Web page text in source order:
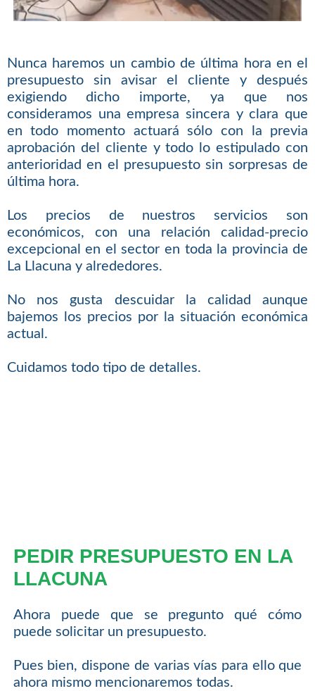
Nunca haremos un cambio de última hora en el
presupuesto sin avisar el cliente y después
exigiendo dicho importe, ya que nos
consideramos una empresa sincera y clara que
en todo momento actuará sólo con la previa
aprobación del cliente y todo lo estipulado con
anterioridad en el presupuesto sin sorpresas de
última hora.
Los precios de nuestros servicios son
económicos, con una relación calidad-precio
excepcional en el sector en toda la provincia de
La Llacuna y alrededores.
No nos gusta descuidar la calidad aunque
bajemos los precios por la situación económica
actual.
Cuidamos todo tipo de detalles.
PEDIR PRESUPUESTO EN LA
LLACUNA
Ahora puede que se pregunto qué cómo
puede solicitar un presupuesto.
Pues bien, dispone de varias vías para ello que
ahora mismo mencionaremos todas.